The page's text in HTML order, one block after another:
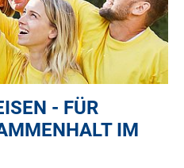
- FÜR
IM U